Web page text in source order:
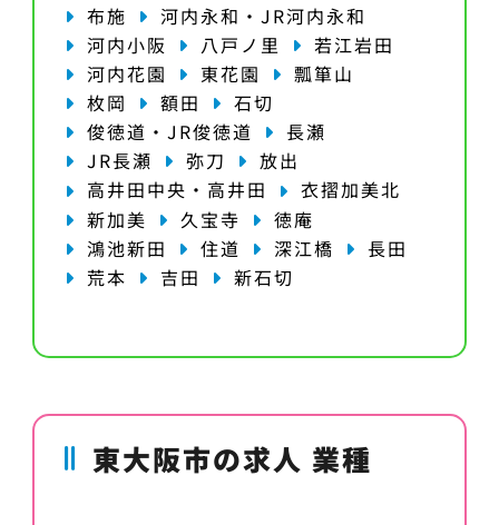
布施
河内永和・JR河内永和
河内小阪
八戸ノ里
若江岩田
河内花園
東花園
瓢箪山
枚岡
額田
石切
俊徳道・JR俊徳道
長瀬
JR長瀬
弥刀
放出
高井田中央・高井田
衣摺加美北
新加美
久宝寺
徳庵
鴻池新田
住道 深江橋
長田
荒本
吉田 新石切
東大阪市の求人 業種